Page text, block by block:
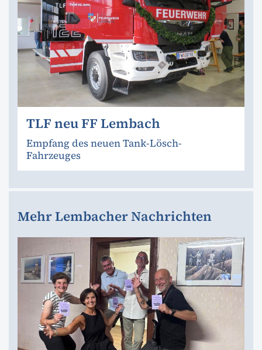
TLF neu FF Lembach
Empfang des neuen Tank-Lösch-
Fahrzeuges
Mehr Lembacher Nachrichten